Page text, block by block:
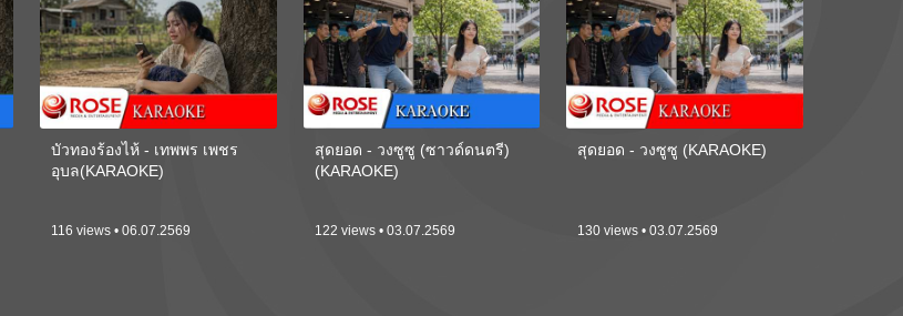
บัวทองร้องไห้ - เทพพร เพชร
อุบล(KARAOKE)
116 views • 06.07.2569
สุดยอด - วงซูซู (ซาวด์ดนตรี)
(KARAOKE)
122 views • 03.07.2569
สุดยอด - วงซูซู (KARAOKE)
130 views • 03.07.2569